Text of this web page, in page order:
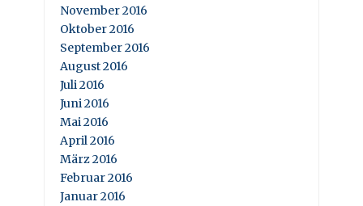
November 2016
Oktober 2016
September 2016
August 2016
Juli 2016
Juni 2016
Mai 2016
April 2016
März 2016
Februar 2016
Januar 2016